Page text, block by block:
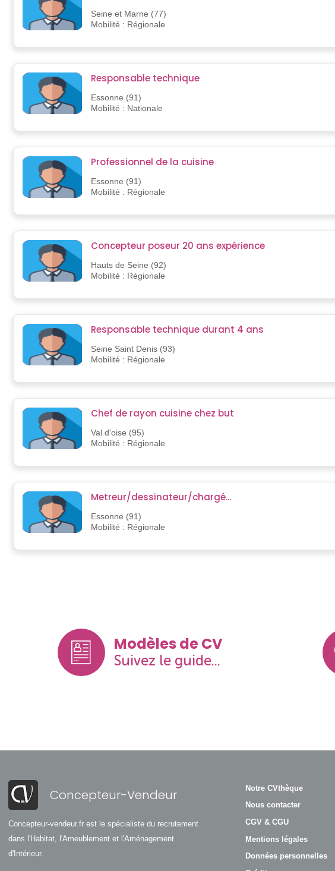
Seine et Marne (77)
Mobilité : Régionale
Responsable technique
Essonne (91)
Mobilité : Nationale
Professionnel de la cuisine
Essonne (91)
Mobilité : Régionale
Concepteur poseur 20 ans expérience
Hauts de Seine (92)
Mobilité : Régionale
Responsable technique durant 4 ans
Seine Saint Denis (93)
Mobilité : Régionale
Chef de rayon cuisine chez but
Val d'oise (95)
Mobilité : Régionale
Metreur/dessinateur/chargé...
Essonne (91)
Mobilité : Régionale
Modèles de CV
Suivez le guide...
Concepteur-Vendeur
Concepteur-vendeur.fr est le spécialiste du recrutement
dans l'Habitat, l'Ameublement et l'Aménagement
d'Intérieur.
Notre CVthèque
Nous contacter
CGV & CGU
Mentions légales
Données personnelles